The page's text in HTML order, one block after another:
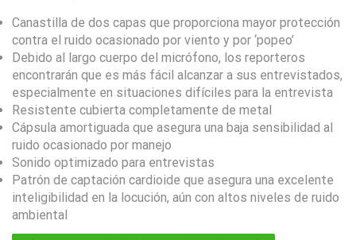
Canastilla de dos capas que proporciona mayor protección
contra el ruido ocasionado por viento y por ‘popeo’
Debido al largo cuerpo del micrófono, los reporteros
encontrarán que es más fácil alcanzar a sus entrevistados,
especialmente en situaciones difíciles para la entrevista
Resistente cubierta completamente de metal
Cápsula amortiguada que asegura una baja sensibilidad al
ruido ocasionado por manejo
Sonido optimizado para entrevistas
Patrón de captación cardioide que asegura una excelente
inteligibilidad en la locución, aún con altos niveles de ruido
ambiental